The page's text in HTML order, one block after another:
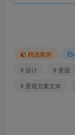
枯山水.jpg
精选案例
# 设计
# 景观
# 景观方案文本